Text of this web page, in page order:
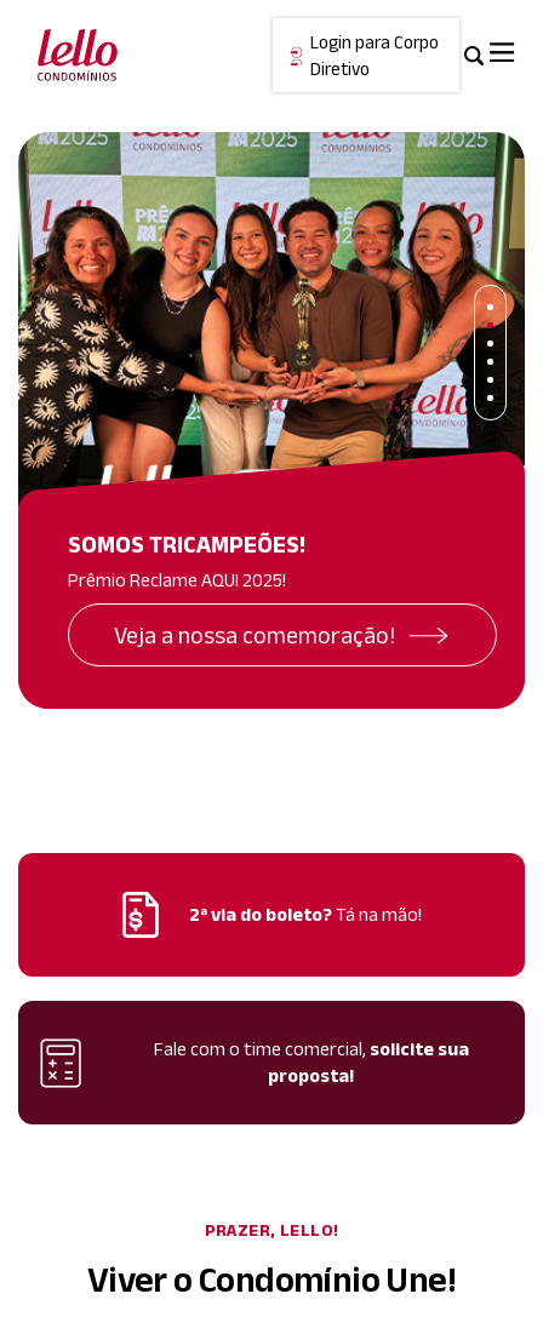
content
Login para Corpo
Diretivo
Cancelar
SOMOS TRICAMPEÕES!
Prêmio Reclame AQUI 2025!
Veja a nossa comemoração!
2ª via do boleto?Tá na mão!
Fale com o time comercial, solicite sua
proposta!
PRAZER, LELLO!
Viver o Condomínio Une!